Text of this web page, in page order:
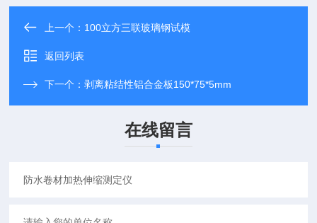
上一个： 100立方三联玻璃钢试模
返回列表
下一个：剥离粘结性铝合金板150*75*5mm
在线留言